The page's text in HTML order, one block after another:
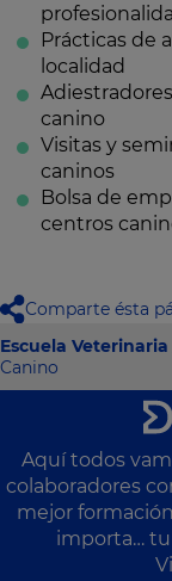
Prácticas de
localidad
canino
Visitas y
caninos
Bolsa de
centros
Comparte ésta
Escuela Veterinaria
Canino
Aquí todos
colaboradores
mejor
importa…